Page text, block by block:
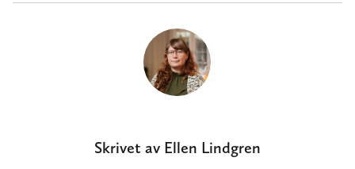
Skrivet av Ellen Lindgren